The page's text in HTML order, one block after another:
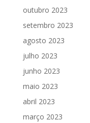
outubro 2023
setembro 2023
agosto 2023
julho 2023
junho 2023
maio 2023
abril 2023
março 2023